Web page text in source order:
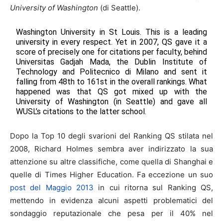
University of Washington (di Seattle).
Washington University in St Louis. This is a leading
university in every respect. Yet in 2007, QS gave it a
score of precisely one for citations per faculty, behind
Universitas Gadjah Mada, the Dublin Institute of
Technology and Politecnico di Milano and sent it
falling from 48th to 161st in the overall rankings. What
happened was that QS got mixed up with the
University of Washington (in Seattle) and gave all
WUSL’s citations to the latter school.
Dopo la Top 10 degli svarioni del Ranking QS stilata nel
2008, Richard Holmes sembra aver indirizzato la sua
attenzione su altre classifiche, come quella di Shanghai e
quelle di Times Higher Education. Fa eccezione un suo
post del Maggio 2013 in cui ritorna sul Ranking QS,
mettendo in evidenza alcuni aspetti problematici del
sondaggio reputazionale che pesa per il 40% nel